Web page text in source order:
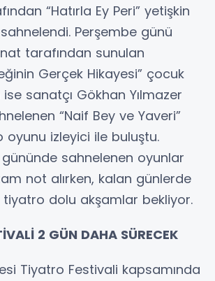
“Hatırla Ey Peri” yetişkin
Perşembe günü
tarafından sunulan
Gerçek Hikayesi” çocuk
sanatçı Gökhan Yılmazer
“Naif Bey ve Yaveri”
oyunu izleyici ile buluştu.
sahnelenen oyunlar
not alırken, kalan günlerde
tiyatro dolu akşamlar bekliyor.
2 GÜN DAHA SÜRECEK
Tiyatro Festivali kapsamında